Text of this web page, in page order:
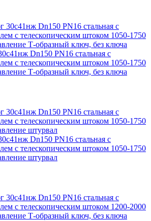
Dn150 PN16 стальная с
с телескопическим штоком 1050-1750
Т-образный ключ, без ключа
Dn150 PN16 стальная с
с телескопическим штоком 1050-1750
штурвал